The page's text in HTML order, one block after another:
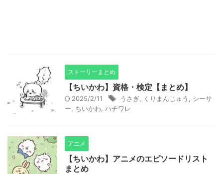
ストーリーまとめ
【ちいかわ】資格・検定【まとめ】
2025/2/11 うさぎ くりまんじゅう
シーサ
ー
ちいかわ ハチワレ
アニメ
【ちいかわ】アニメのエピソードリスト
まとめ